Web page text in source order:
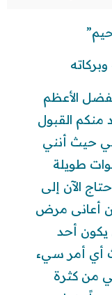
الأعظم
منكم القبول
حيث أنني
طويلة
الآن إلى
أعانى مرض
يكون أحد
أي أمر سيء
من كثرة